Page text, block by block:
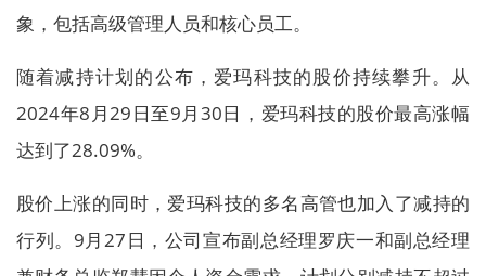
象，包括高级管理人员和核心员工。
随着减持计划的公布，爱玛科技的股价持续攀升。从
2024年8月29日至9月30日，爱玛科技的股价最高涨幅
达到了28.09%。
股价上涨的同时，爱玛科技的多名高管也加入了减持的
行列。9月27日，公司宣布副总经理罗庆一和副总经理